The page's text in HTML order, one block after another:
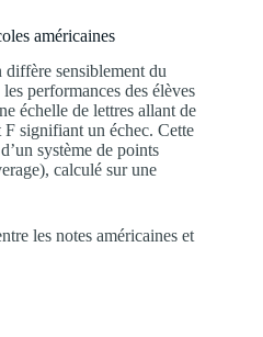
américaines
diffère sensiblement du
performances des élèves
échelle de lettres allant de
signifiant un échec. Cette
système de points
calculé sur une
les notes américaines et